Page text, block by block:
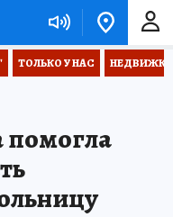
ТОЛЬКО У НАС НЕДВИЖКА
помогла